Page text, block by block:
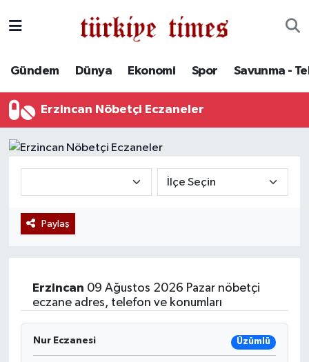
Gündem Dünya Ekonomi Spor Savunma -
Erzincan Nöbetçi Eczaneler
Paylaş
Erzincan 09 Ağustos 2026 Pazar nöbetçi
eczane adres, telefon ve konumları
Nur Eczanesi Üzümlü
Savunma - Teknoloji
Kültür - Sanat
Son Dakika Haberleri
Haber Arşivi